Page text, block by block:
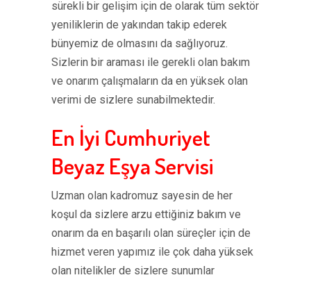
sürekli bir gelişim için de olarak tüm sektör
yeniliklerin de yakından takip ederek
bünyemiz de olmasını da sağlıyoruz.
Sizlerin bir araması ile gerekli olan bakım
ve onarım çalışmaların da en yüksek olan
verimi de sizlere sunabilmektedir.
En İyi Cumhuriyet
Beyaz Eşya Servisi
Uzman olan kadromuz sayesin de her
koşul da sizlere arzu ettiğiniz bakım ve
onarım da en başarılı olan süreçler için de
hizmet veren yapımız ile çok daha yüksek
olan nitelikler de sizlere sunumlar